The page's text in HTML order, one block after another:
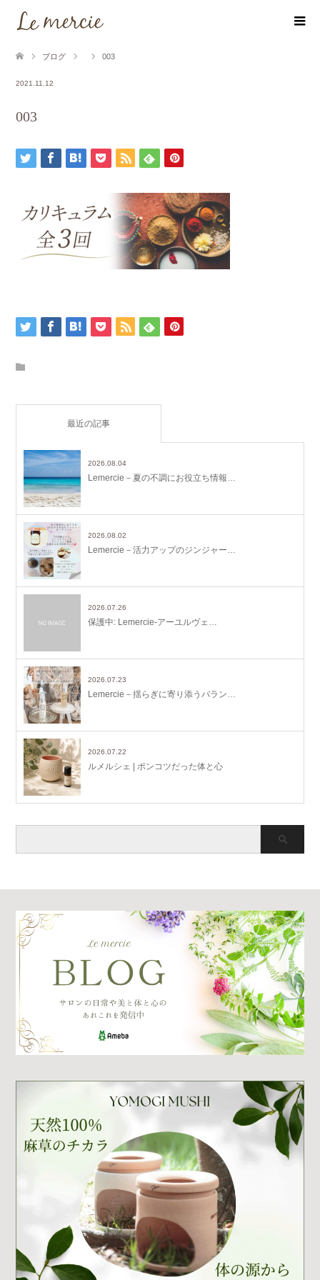
ブログ 003
2021.11.12
003
最近の記事
2026.08.04
Lemercie－夏の不調にお役立ち情報…
2026.08.02
Lemercie－活力アップのジンジャー…
2026.07.26
保護中: Lemercie-アーユルヴェ…
2026.07.23
Lemercie－揺らぎに寄り添うバラン…
2026.07.22
ルメルシェ | ポンコツだった体と心